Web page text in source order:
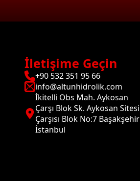
İletişime Geçin
+90 532 351 95 66
info@altunhidrolik.com
İkitelli Obs Mah. Aykosan
Çarşı Blok Sk. Aykosan Sitesi
Çarşısı Blok No:7 Başakşehir
İstanbul